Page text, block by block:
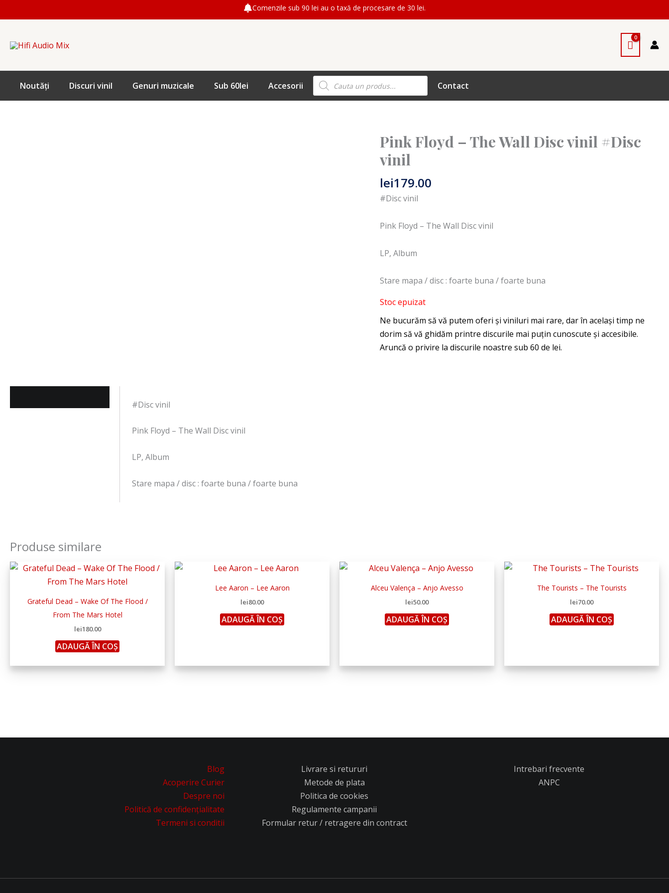
Comenzile sub 90 lei au o taxă de procesare de 30 lei.
to
Noutăți Discuri vinil Genuri muzicale Sub 60lei Accesorii
Products
search Contact
Pink Floyd – The Wall Disc vinil #Disc
vinil
lei179.00
#Disc vinil
Pink Floyd – The Wall Disc vinil
LP, Album
Stare mapa / disc : foarte buna / foarte buna
Stoc epuizat
#Disc vinil
Pink Floyd – The Wall Disc vinil
LP, Album
Stare mapa / disc : foarte buna / foarte buna
Produse similare
Grateful Dead – Wake Of The Flood /
From The Mars Hotel
lei180.00
ADAUGĂ ÎN COȘ
Lee Aaron – Lee Aaron
lei80.00
ADAUGĂ ÎN COȘ
Alceu Valença ‎– Anjo Avesso
lei50.00
ADAUGĂ ÎN COȘ
The Tourists – The Tourists
lei70.00
ADAUGĂ ÎN COȘ
Blog
Acoperire Curier
Despre noi
Politică de confidențialitate
Termeni si conditii
Livrare si retururi
Metode de plata
Politica de cookies
Regulamente campanii
Formular retur / retragere din contract
Intrebari frecvente
ANPC